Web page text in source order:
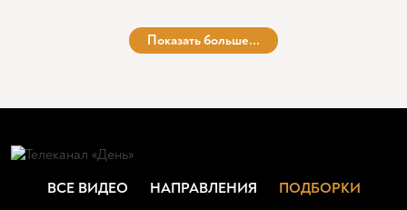
Показать больше...
ВСЕ ВИДЕО НАПРАВЛЕНИЯ
ПОДБОРКИ